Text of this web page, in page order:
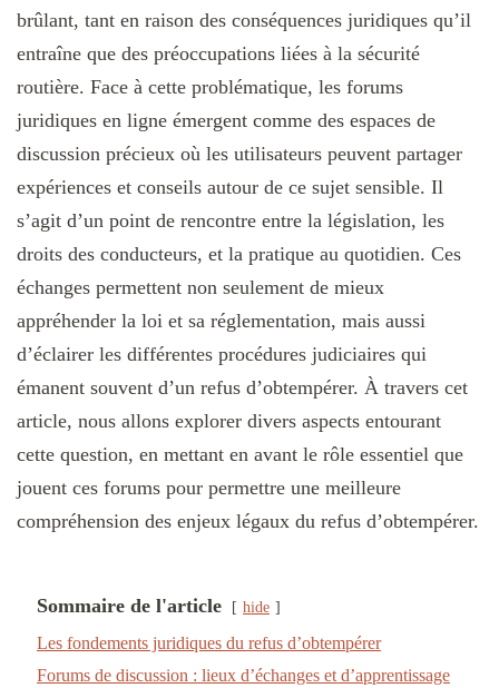
brûlant, tant en raison des conséquences juridiques qu’il
entraîne que des préoccupations liées à la sécurité
routière. Face à cette problématique, les forums
juridiques en ligne émergent comme des espaces de
discussion précieux où les utilisateurs peuvent partager
expériences et conseils autour de ce sujet sensible. Il
s’agit d’un point de rencontre entre la législation, les
droits des conducteurs, et la pratique au quotidien. Ces
échanges permettent non seulement de mieux
appréhender la loi et sa réglementation, mais aussi
d’éclairer les différentes procédures judiciaires qui
émanent souvent d’un refus d’obtempérer. À travers cet
article, nous allons explorer divers aspects entourant
cette question, en mettant en avant le rôle essentiel que
jouent ces forums pour permettre une meilleure
compréhension des enjeux légaux du refus d’obtempérer.
Sommaire de l'article hide
Les fondements juridiques du refus d’obtempérer
Forums de discussion : lieux d’échanges et d’apprentissage